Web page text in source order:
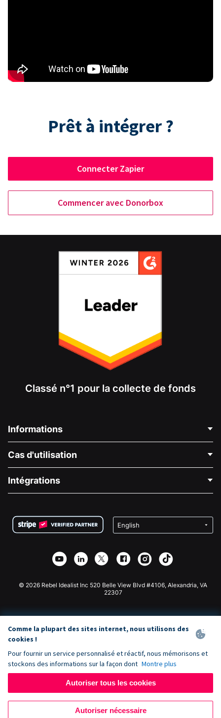
Prêt à intégrer ?
Connecter Zapier
Commencer avec Donorbox
Classé n°1 pour la collecte de fonds
Informations
À propos de nous
Carrières
Confidentialité
Partenariat d'affiliation
Bibliothèque
Cas d'utilisation
Collecte de fonds médicale
Collecte de fonds caritative
Intégrations
Plugin de don Wix
Application de don Webflow
Don Joomla
© 2026 Rebel Idealist Inc 520 Belle View Blvd #4106, Alexandria, VA
22307
Comme la plupart des sites internet, nous utilisons des
cookies !
Pour fournir un service personnalisé et réactif, nous mémorisons et
stockons des informations sur la façon dont Montre plus
Autoriser tous les cookies
Autoriser nécessaire